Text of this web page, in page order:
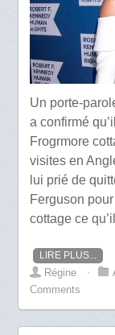
Un porte-
a confirmé
Frogrmore
visites en
lui prié de
Ferguson
cottage ce
LIRE PLUS...
Régine ⋅
Comments